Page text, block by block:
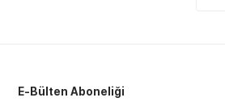
E-Bülten Aboneliği